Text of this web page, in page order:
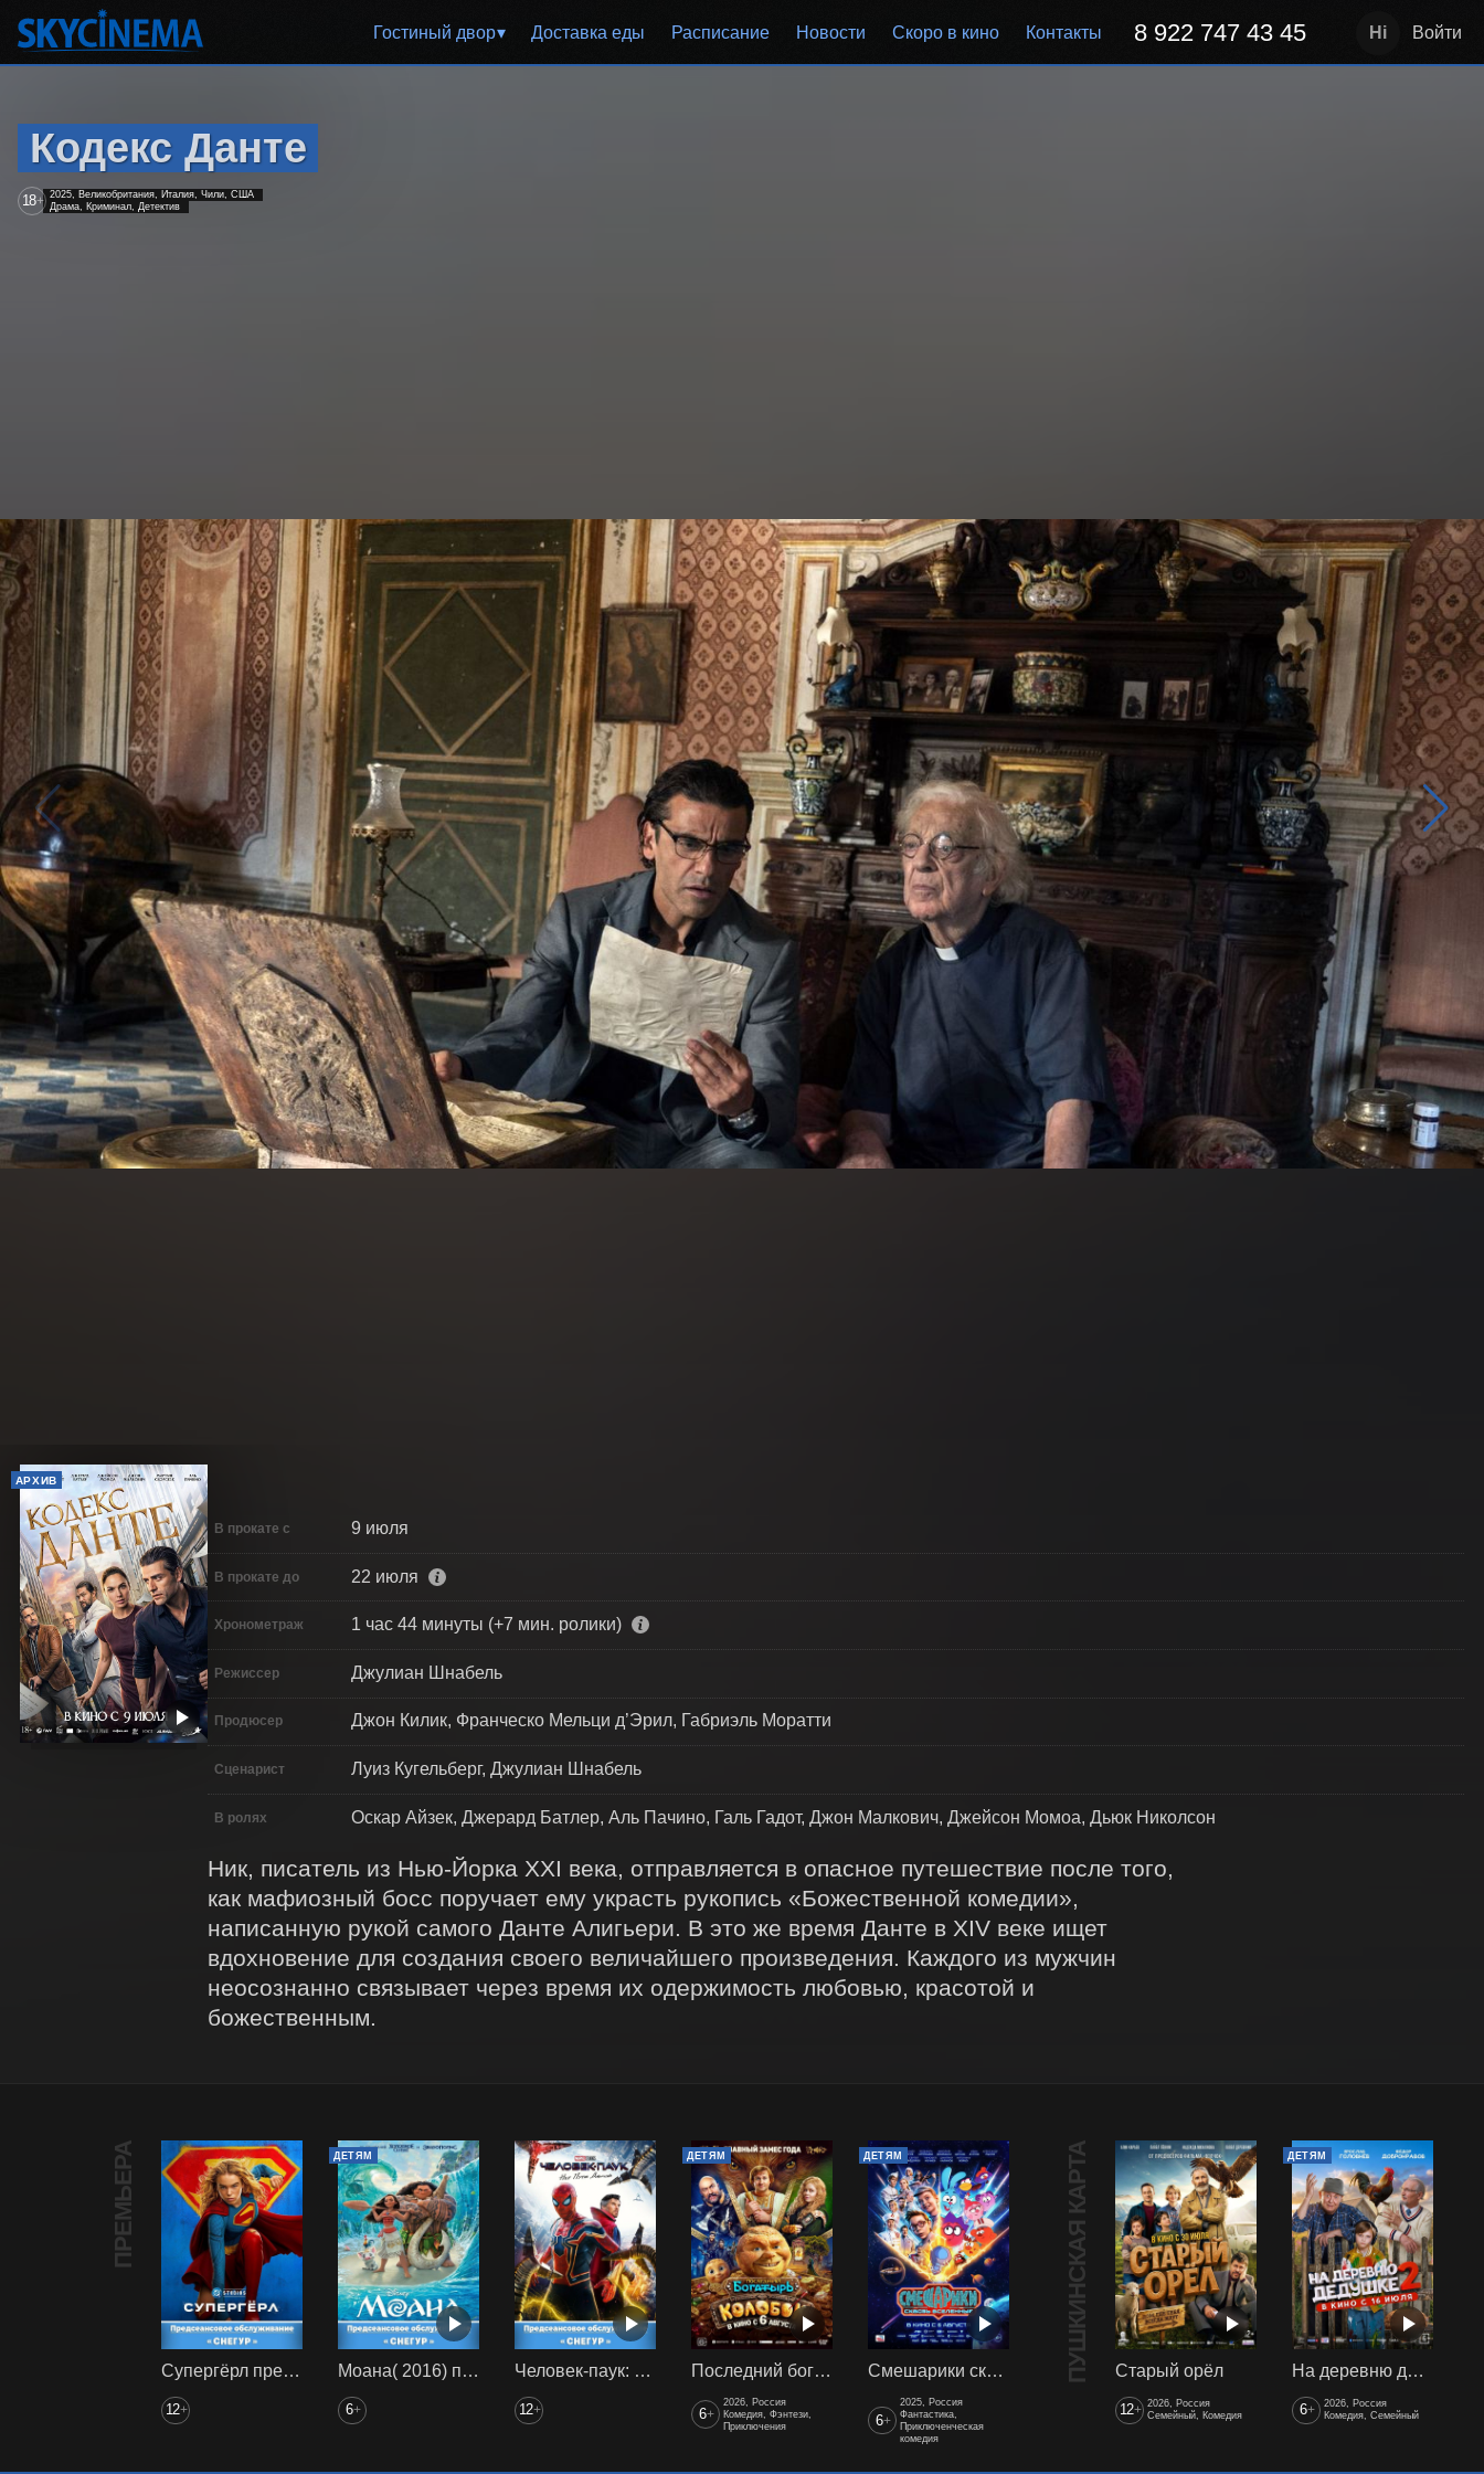
Гостиный двор Доставка еды Расписание Новости Скоро в кино Контакты 8 922 747 43 45 Войти
Кодекс Данте
18+ 2025, Великобритания, Италия, Чили, США
Драма, Криминал, Детектив
АРХИВ
В прокате с 9 июля
В прокате до 22 июля
Хронометраж 1 час 44 минуты (+7 мин. ролики)
Режиссер Джулиан Шнабель
Продюсер Джон Килик, Франческо Мельци д’Эрил, Габриэль Моратти
Сценарист Луиз Кугельберг, Джулиан Шнабель
В ролях Оскар Айзек, Джерард Батлер, Аль Пачино, Галь Гадот, Джон Малкович, Джейсон Момоа, Дьюк Николсон
Ник, писатель из Нью-Йорка XXI века, отправляется в опасное путешествие после того,
как мафиозный босс поручает ему украсть рукопись «Божественной комедии»,
написанную рукой самого Данте Алигьери. В это же время Данте в XIV веке ищет
вдохновение для создания своего величайшего произведения. Каждого из мужчин
неосознанно связывает через время их одержимость любовью, красотой и
божественным.
ПРЕМЬЕРА
Супергёрл предс. обсл. Снегур
12+
ДЕТЯМ
Моана( 2016) предс. обсл. Снегур
6+
Человек-паук: Нет пути домой (2021) предс. обсл. Снегур
12+
ДЕТЯМ
Последний богатырь. Колобок
6+
2026, Россия
Комедия, Фэнтези,
Приключения
ДЕТЯМ
Смешарики сквозь вселенные
6+
2025, Россия
Фантастика,
Приключенческая
комедия
ПУШКИНСКАЯ КАРТА Старый орёл
12+ 2026, Россия
Семейный, Комедия
ДЕТЯМ
На деревню дедушке 2
6+
2026, Россия
Комедия, Семейный